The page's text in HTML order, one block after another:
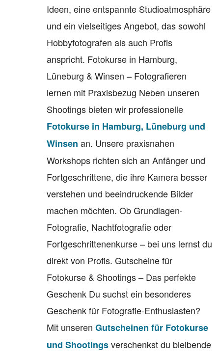
Ideen, eine entspannte Studioatmosphäre
und ein vielseitiges Angebot, das sowohl
Hobbyfotografen als auch Profis
anspricht. Fotokurse in Hamburg,
Lüneburg & Winsen – Fotografieren
lernen mit Praxisbezug Neben unseren
Shootings bieten wir professionelle
Fotokurse in Hamburg, Lüneburg und
Winsen an. Unsere praxisnahen
Workshops richten sich an Anfänger und
Fortgeschrittene, die ihre Kamera besser
verstehen und beeindruckende Bilder
machen möchten. Ob Grundlagen-
Fotografie, Nachtfotografie oder
Fortgeschrittenenkurse – bei uns lernst du
direkt von Profis. Gutscheine für
Fotokurse & Shootings – Das perfekte
Geschenk Du suchst ein besonderes
Geschenk für Fotografie-Enthusiasten?
Mit unseren Gutscheinen für Fotokurse
und Shootingsverschenkst du bleibende